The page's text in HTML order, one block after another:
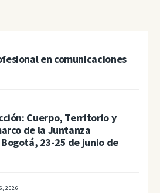
en comunicaciones
Cuerpo, Territorio y
de la Juntanza
23-25 de junio de
2026